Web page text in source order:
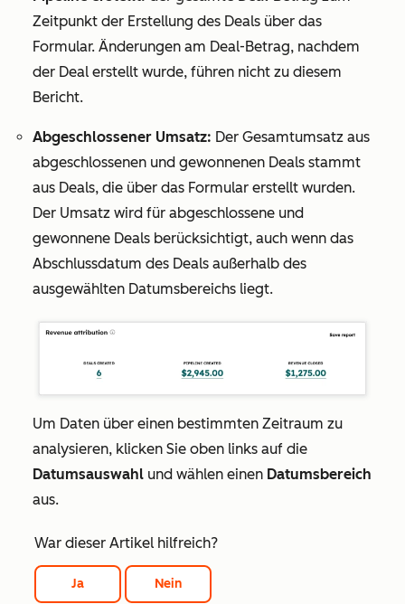
Zeitpunkt der Erstellung des Deals über das
Formular. Änderungen am Deal-Betrag, nachdem
der Deal erstellt wurde, führen nicht zu diesem
Bericht.
Abgeschlossener Umsatz: Der Gesamtumsatz aus
abgeschlossenen und gewonnenen Deals stammt
aus Deals, die über das Formular erstellt wurden.
Der Umsatz wird für abgeschlossene und
gewonnene Deals berücksichtigt, auch wenn das
Abschlussdatum des Deals außerhalb des
ausgewählten Datumsbereichs liegt.
Um Daten über einen bestimmten Zeitraum zu
analysieren, klicken Sie oben links auf die
Datumsauswahl und wählen einen Datumsbereich
aus.
War dieser Artikel hilfreich?
Ja Nein